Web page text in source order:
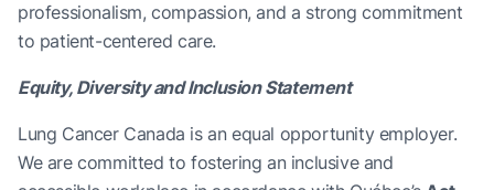
professionalism, compassion, and a strong commitment
to patient-centered care.
Equity, Diversity and Inclusion Statement
Lung Cancer Canada is an equal opportunity employer.
We are committed to fostering an inclusive and